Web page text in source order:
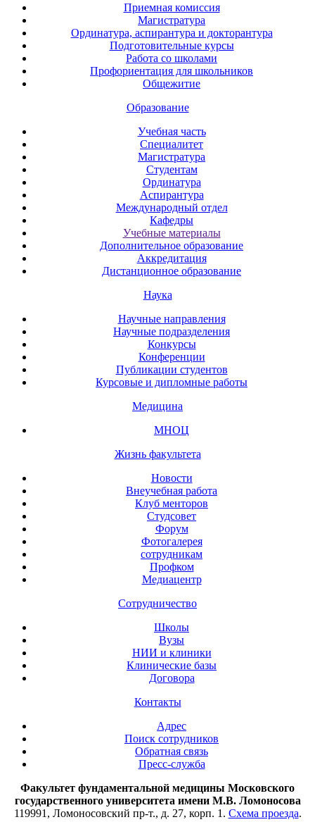
Приемная комиссия
Магистратура
Ординатура, аспирантура и докторантура
Подготовительные курсы
Работа со школами
Профориентация для школьников
Общежитие
Образование
Учебная часть
Специалитет
Магистратура
Студентам
Ординатура
Аспирантура
Международный отдел
Кафедры
Учебные материалы
Дополнительное образование
Аккредитация
Дистанционное образование
Наука
Научные направления
Научные подразделения
Конкурсы
Конференции
Публикации студентов
Курсовые и дипломные работы
Медицина
МНОЦ
Жизнь факультета
Новости
Внеучебная работа
Клуб менторов
Студсовет
Форум
Фотогалерея
сотрудникам
Профком
Медиацентр
Сотрудничество
Школы
Вузы
НИИ и клиники
Клинические базы
Договора
Контакты
Адрес
Поиск сотрудников
Обратная связь
Пресс-служба
Факультет фундаментальной медицины Московского
государственного университета имени М.В. Ломоносова
119991, Ломоносовский пр-т., д. 27, корп. 1. Схема проезда.